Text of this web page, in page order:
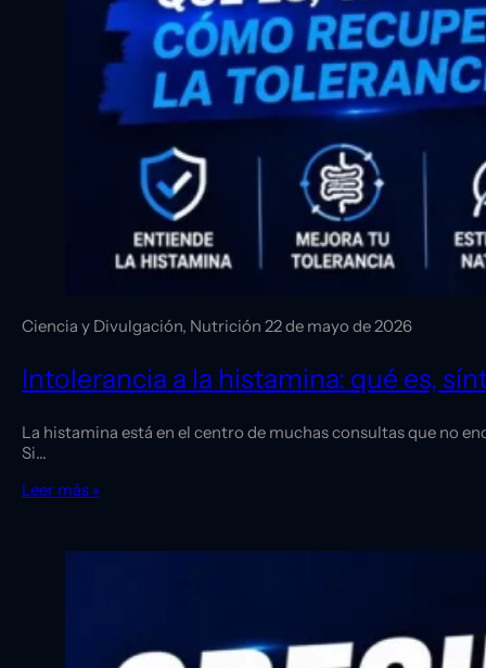
Ciencia y Divulgación, Nutrición 22 de mayo de 2026
Intolerancia a la histamina: qué es,
La histamina está en el centro de muchas consultas que no
Si…
Leer más »